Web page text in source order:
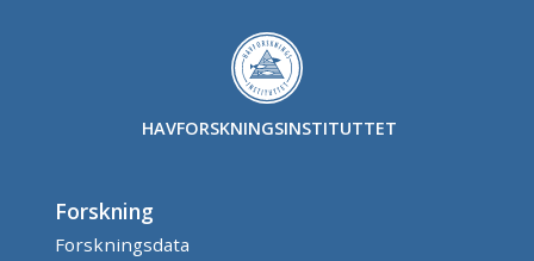
HAVFORSKNINGSINSTITUTTET
Forskning
Forskningsdata